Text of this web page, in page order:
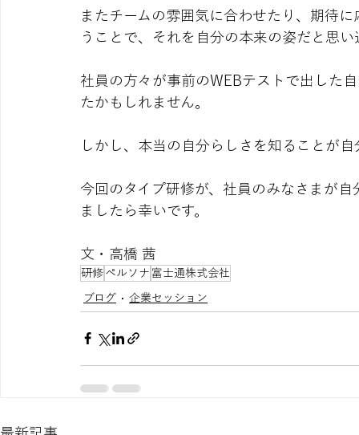
またチームの雰囲気に合わせたり、期待
うことで、それを自分の本来の姿だと思
社員の方々が事前のWEBテストで出した
たかもしれません。
しかし、本当の自分らしさを知ることが
今回のタイプ研修が、社員のみなさまが
ましたら幸いです。
文・高橋 茜
研修 ペルソナ 富士通株式会社
ブログ 企業セッション